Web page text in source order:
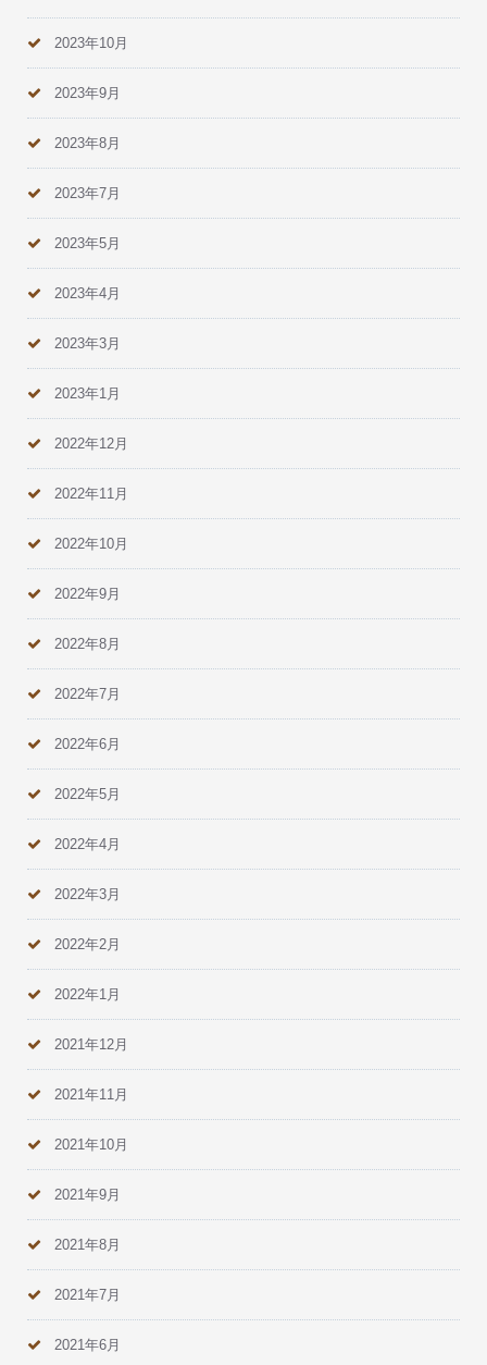
2023年10月
2023年9月
2023年8月
2023年7月
2023年5月
2023年4月
2023年3月
2023年1月
2022年12月
2022年11月
2022年10月
2022年9月
2022年8月
2022年7月
2022年6月
2022年5月
2022年4月
2022年3月
2022年2月
2022年1月
2021年12月
2021年11月
2021年10月
2021年9月
2021年8月
2021年7月
2021年6月